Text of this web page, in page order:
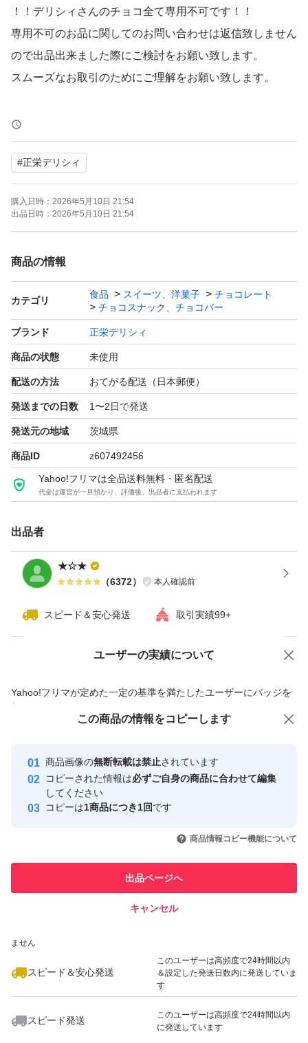
！！デリシィさんのチョコ全て専用不可です！！
専用不可のお品に関してのお問い合わせは返信致しません
ので出品出来ました際にご検討をお願い致します。
スムーズなお取引のためにご理解をお願い致します。
気温が高くなってきましたので配送途中で溶けてしまう可
能性があります。
ポスト投函となりますので長時間でのポスト保管はお避け
下さい。
●モールドチョコビス
賞味期限. 26.6月
●モールドチョコビスイチゴ
賞味期限. 26.6月
200g × 2
アウトレット品です。
割れ・くずれ等をご了承の上でお願い致します。
ゆうパケットポストでの発送です。
#正栄デリシィ
購入日時： 2026年5月10日 21:54
出品日時： 2026年5月10日 21:54
商品の情報
カテゴリ
食品 スイーツ、洋菓子
チョコレート
チョコスナック、チョコバー
ブランド 正栄デリシィ
商品の状態 未使用
配送の方法 おてがる配送（日本郵便）
発送までの日数 1〜2日で発送
発送元の地域 茨城県
商品ID z607492456
Yahoo!フリマは全品送料無料・匿名配送
代金は運営が一旦預かり、評価後、出品者に支払われます
出品者
★☆★
（6372） 本人確認前
スピード＆安心発送 取引実績99+
ユーザーの実績について
Yahoo!フリマが定めた一定の基準を満たしたユーザーにバッジを
付与しています
安心取引出品者
心・安全なユーザーです
取引実績
引を完了させた実績があります
での取引実績があります
ません
スピード＆安心発送
このユーザーは高頻度で24時間以内
＆設定した発送日数内に発送していま
す
スピード発送
このユーザーは高頻度で24時間以内
に発送しています
価格の相談 商品への質問
この商品の情報をコピーします
商品画像の無断転載は禁止されています
コピーされた情報は必ずご自身の商品に合わせて編集
してください
コピーは1商品につき1回です
商品情報コピー機能について
出品ページへ
キャンセル
この商品をみている人にオススメ
いいね！
1,000